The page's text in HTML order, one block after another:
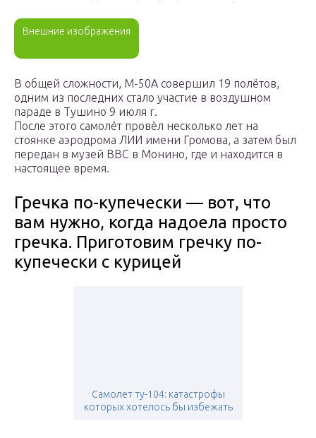
Внешние изображения
В общей сложности, М-50А совершил 19 полётов,
одним из последних стало участие в воздушном
параде в Тушино 9 июля г.
После этого самолёт провёл несколько лет на
стоянке аэродрома ЛИИ имени Громова, а затем был
передан в музей ВВС в Монино, где и находится в
настоящее время.
Гречка по-купечески — вот, что
вам нужно, когда надоела просто
гречка. Приготовим гречку по-
купечески с курицей
Самолет ту-104: катастрофы
которых хотелось бы избежать